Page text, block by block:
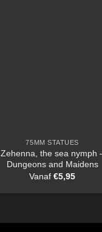
75MM STATUES
Zehenna, the sea nymph
Dungeons and Maidens
Vanaf€5,95